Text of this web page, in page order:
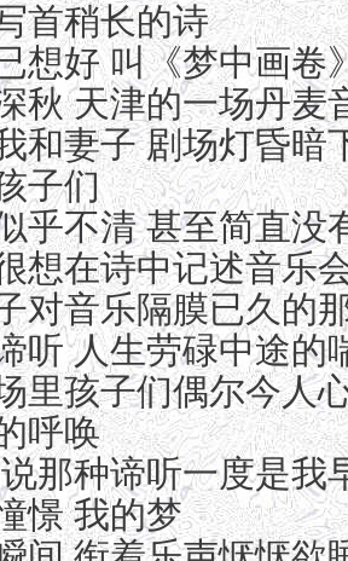
首稍长的诗
想好 叫《梦中画卷
秋 天津的一场丹麦
和妻子 剧场灯昏暗
子们
乎不清 甚至简直没
想在诗中记述音乐
对音乐隔膜已久的
听 人生劳碌中途的
里孩子们偶尔今人
呼唤
那种谛听一度是我
憬 我的梦